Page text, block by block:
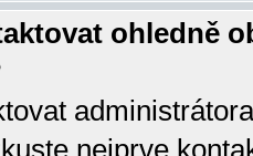
ohledně
nejprve